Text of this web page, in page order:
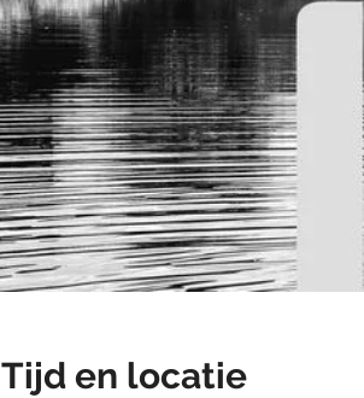
Tijd en locatie